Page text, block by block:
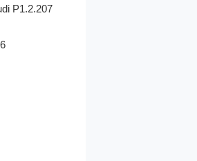
P1.2.207